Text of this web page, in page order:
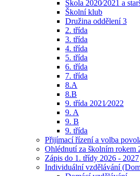
Škola 2020⁄2021 a
Školní klub
Družina oddělení 3
2. třída
3. třída
4. třída
5. třída
6. třída
7. třída
8.A
8.B
9. třída 2021⁄2022
9. A
9. B
9. třída
Přijímací řízení a volba
Ohlédnutí za školním rokem
Zápis do 1. třídy 2026 - 2027
Individuální vzdělávání